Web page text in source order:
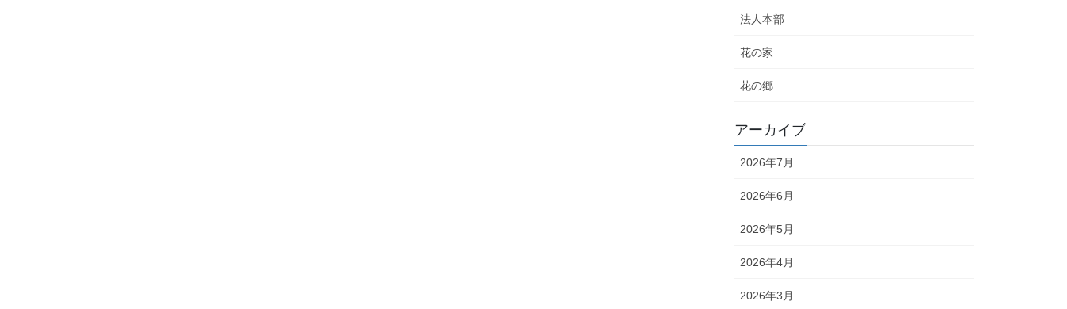
法人本部
花の家
花の郷
アーカイブ
2026年7月
2026年6月
2026年5月
2026年4月
2026年3月